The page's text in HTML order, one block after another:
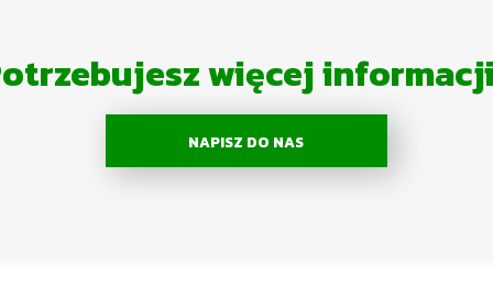
więcej
NAPISZ DO NAS